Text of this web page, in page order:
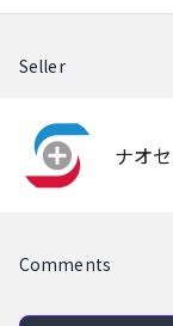
Seller
ナオ
Comments